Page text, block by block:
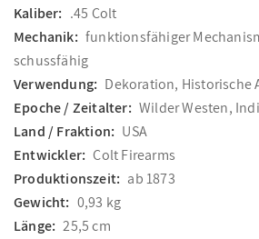
Kaliber: .45 Colt
Mechanik: funktionsfähiger
schussfähig
Verwendung: Dekoration, Historische
Epoche / Zeitalter: Wilder Westen,
Land / Fraktion: USA
Entwickler: Colt Firearms
Produktionszeit: ab 1873
Gewicht: 0,93 kg
Länge: 25,5 cm